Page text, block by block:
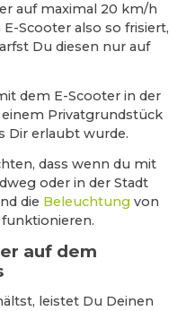
auf maximal 20 km/h
Scooter also so frisiert,
Du diesen nur auf
dem E-Scooter in der
Privatgrundstück
Dir erlaubt wurde.
dass wenn du mit
oder in der Stadt
die Beleuchtung von
auf dem
leistet Du Deinen